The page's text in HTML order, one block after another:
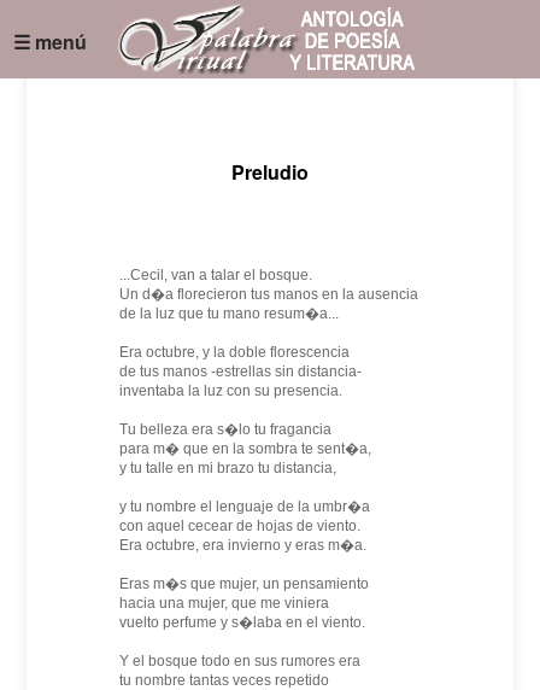
☰ menú
Preludio
...Cecil, van a talar el bosque.
Un d�a florecieron tus manos en la ausencia
de la luz que tu mano resum�a...
Era octubre, y la doble florescencia
de tus manos -estrellas sin distancia-
inventaba la luz con su presencia.
Tu belleza era s�lo tu fragancia
para m� que en la sombra te sent�a,
y tu talle en mi brazo tu distancia,
y tu nombre el lenguaje de la umbr�a
con aquel cecear de hojas de viento.
Era octubre, era invierno y eras m�a.
Eras m�s que mujer, un pensamiento
hacia una mujer, que me viniera
vuelto perfume y s�laba en el viento.
Y el bosque todo en sus rumores era
tu nombre tantas veces repetido